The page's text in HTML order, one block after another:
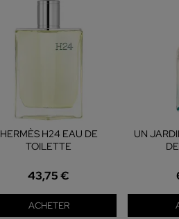
HERMÈS H24 EAU DE
TOILETTE
43,75 €
ACHETER
UN